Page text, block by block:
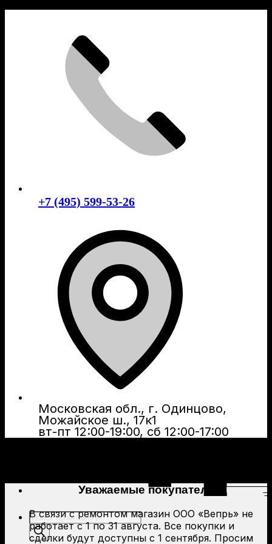
+7 (495) 599-53-26
Московская обл., г. Одинцово,
Можайское ш., 17к1
вт-пт 12:00-19:00, сб 12:00-17:00
Поиск
товаров
Уважаемые покупатели!
В связи с ремонтом магазин ООО «Вепрь» не
работает с 1 по 31 августа. Все покупки и
сделки будут доступны с 1 сентября. Просим